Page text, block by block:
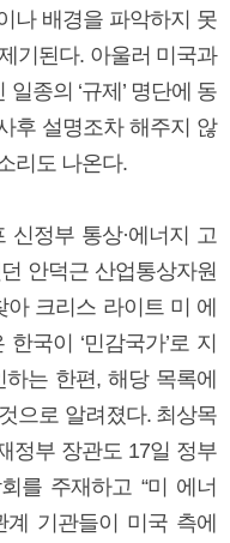
나 배경을 파악하지 못
기된다. 아울러 미국과
종의 ‘규제’ 명단에 동
후 설명조차 해주지 않
리도 나온다.
정부 통상·에너지 고
안덕근 산업통상자원
크리스 라이트 미 에
국이 ‘민감국가’로 지
는 한편, 해당 목록에
으로 알려졌다. 최상목
정부 장관도 17일 정부
를 주재하고 “미 에너
계 기관들이 미국 측에